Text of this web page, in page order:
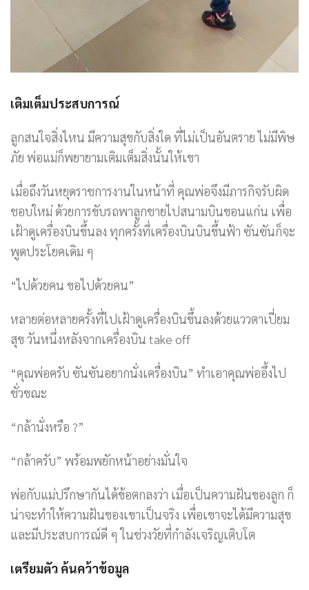
เติมเต็มประสบการณ์
ลูกสนใจสิ่งไหน มีความสุขกับสิ่งใด ที่ไม่เป็นอันตราย ไม่มีพิษ
ภัย พ่อแม่ก็พยายามเติมเต็มสิ่งนั้นให้เขา
เมื่อถึงวันหยุดราชการงานในหน้าที่ คุณพ่อจึงมีภารกิจรับผิด
ชอบใหม่ ด้วยการขับรถพาลูกชายไปสนามบินขอนแก่น เพื่อ
เฝ้าดูเครื่องบินขึ้นลง ทุกครั้งที่เครื่องบินบินขึ้นฟ้า ซันซันก็จะ
พูดประโยคเดิม ๆ
“ไปด้วยคน ขอไปด้วยคน”
หลายต่อหลายครั้งที่ไปเฝ้าดูเครื่องบินขึ้นลงด้วยแววตาเปี่ยม
สุข วันหนึ่งหลังจากเครื่องบิน take off
“คุณพ่อครับ ซันซันอยากนั่งเครื่องบิน” ทำเอาคุณพ่ออึ้งไป
ชั่วขณะ
“กล้านั่งหรือ ?”
“กล้าครับ” พร้อมพยักหน้าอย่างมั่นใจ
พ่อกับแม่ปรึกษากันได้ข้อตกลงว่า เมื่อเป็นความฝันของลูก ก็
น่าจะทำให้ความฝันของเขาเป็นจริง เพื่อเขาจะได้มีความสุข
และมีประสบการณ์ดี ๆ ในช่วงวัยที่กำลังเจริญเติบโต
เตรียมตัว ค้นคว้าข้อมูล